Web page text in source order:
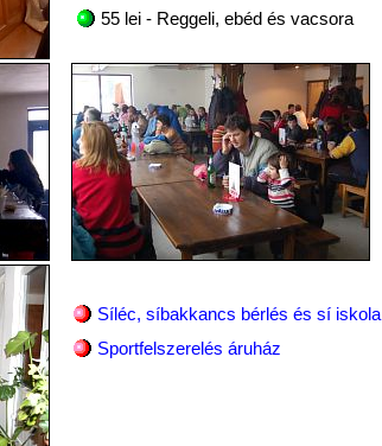
55 lei - Reggeli, ebéd és vacsora
Síléc, síbakkancs bérlés és sí iskola
Sportfelszerelés áruház